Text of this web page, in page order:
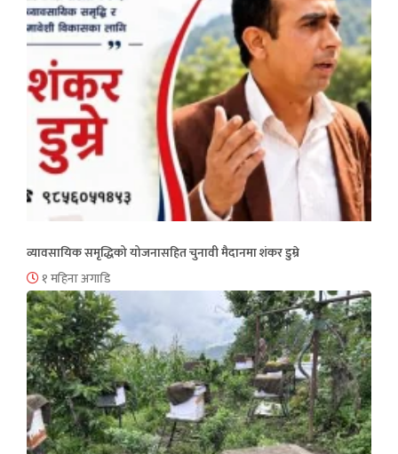
व्यावसायिक समृद्धिको योजनासहित चुनावी मैदानमा शंकर डुम्रे
१ महिना अगाडि